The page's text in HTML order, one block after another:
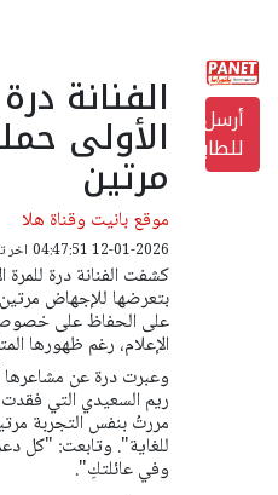
أرسل
للطابعة
الفنانة
الأولى
مرتين
موقع بانيت وقناة هلا
12-01-2026 04:47:51 اخر تحديث:
كشفت الفنانة درة
بتعرضها للإجهاض
على الحفاظ على
الإعلام، رغم ظهورها
وعبرت درة عن مشاعرها
ريم السعيدي التي فقدت
مررتُ بنفس التجربة
للغاية". وتابعت: "كل
وفي عائلتكِ".